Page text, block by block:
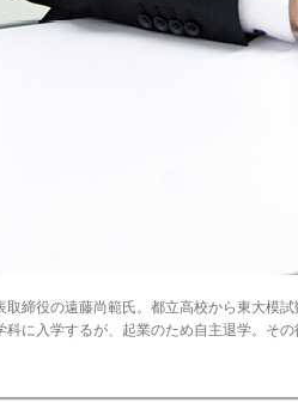
取締役の遠藤尚範氏。都立高校から東大模
科に入学するが、起業のため自主退学。そ